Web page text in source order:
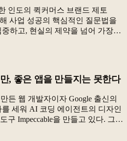
인도의 퀵커머스 브랜드 제토
사업 성공의 핵심적인 질문법을
하고, 현실의 제약을 넘어 가장
브랜드 전략이 있든 없...
, 좋은 앱을 만들지는 못한다
든 웹 개발자이자 Google 출신의
세워 AI 코딩 에이전트의 디자인
구 Impeccable을 만들고 있다. 그는